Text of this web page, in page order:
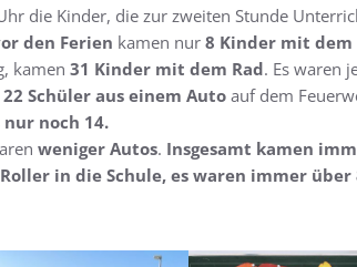
die Kinder, die zur zweiten Stunde
den Ferien kamen nur 8 Kinder mit dem
kamen 31 Kinder mit dem Rad. Es waren
22 Schüler aus einem Auto auf dem
nur noch 14.
weniger Autos. Insgesamt kamen
in die Schule, es waren immer über